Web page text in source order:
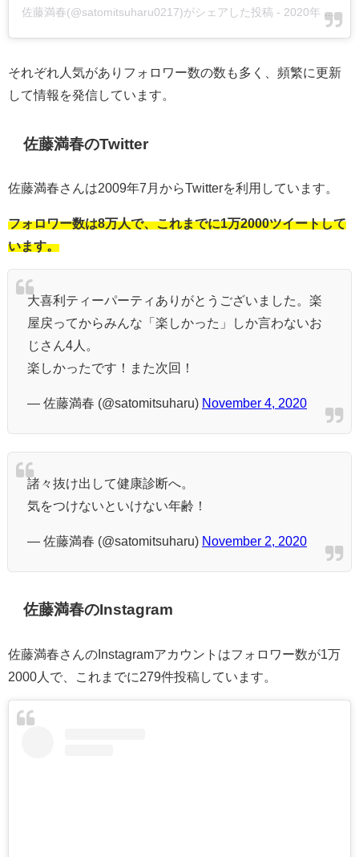
佐藤満春(@satomitsuharu0217)がシェアした投稿 - 2020年 9月月20日午前5時16分PDT
それぞれ人気がありフォロワー数の数も多く、頻繁に更新
して情報を発信しています。
佐藤満春のTwitter
佐藤満春さんは2009年7月からTwitterを利用しています。
フォロワー数は8万人で、これまでに1万2000ツイートして
います。
大喜利ティーパーティありがとうございました。楽
屋戻ってからみんな「楽しかった」しか言わないお
じさん4人。
楽しかったです！また次回！
— 佐藤満春 (@satomitsuharu) November 4, 2020
諸々抜け出して健康診断へ。
気をつけないといけない年齢！
— 佐藤満春 (@satomitsuharu) November 2, 2020
佐藤満春のInstagram
佐藤満春さんのInstagramアカウントはフォロワー数が1万
2000人で、これまでに279件投稿しています。